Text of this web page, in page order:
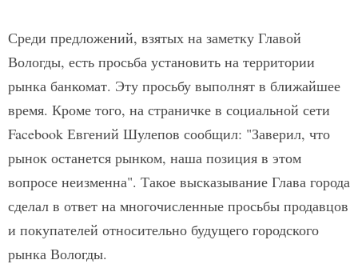
Среди предложений, взятых на заметку Главой
Вологды, есть просьба установить на территории
рынка банкомат. Эту просьбу выполнят в ближайшее
время. Кроме того, на страничке в социальной сети
Facebook Евгений Шулепов сообщил: "Заверил, что
рынок останется рынком, наша позиция в этом
вопросе неизменна". Такое высказывание Глава города
сделал в ответ на многочисленные просьбы продавцов
и покупателей относительно будущего городского
рынка Вологды.